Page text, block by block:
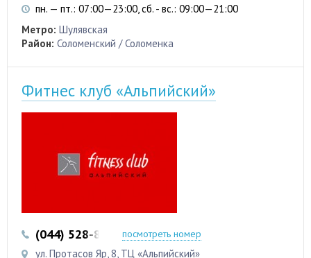
пн. — пт.: 07:00—23:00, сб. - вс.: 09:00—21:00
Метро: Шулявская
Район: Соломенский / Соломенка
Фитнес клуб «Альпийский»
(044) 528-80-02 (044) 528-80-04
посмотреть номер
ул. Протасов Яр, 8, ТЦ «Альпийский»